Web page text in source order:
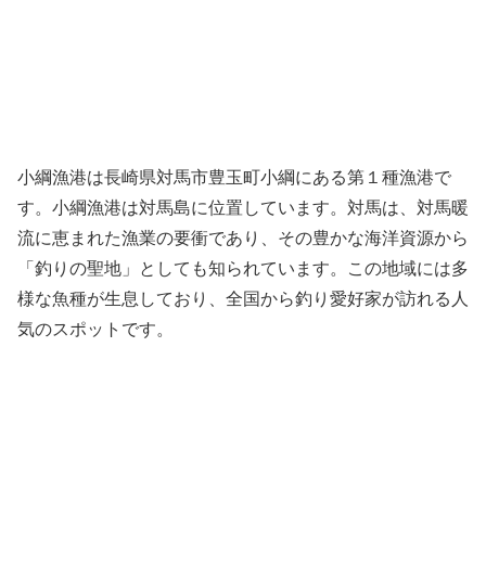
小綱漁港は長崎県対馬市豊玉町小綱にある第１種漁港で
す。小綱漁港は対馬島に位置しています。対馬は、対馬暖
流に恵まれた漁業の要衝であり、その豊かな海洋資源から
「釣りの聖地」としても知られています。この地域には多
様な魚種が生息しており、全国から釣り愛好家が訪れる人
気のスポットです。